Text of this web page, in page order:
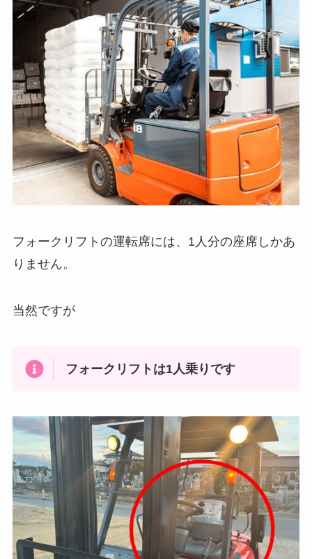
フォークリフトの運転席には、1人分の座席しかあ
りません。
当然ですが
フォークリフトは1人乗りです